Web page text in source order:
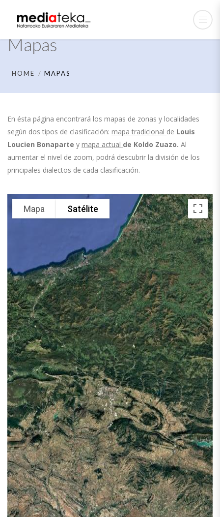
Mapas
HOME MAPAS
En ésta página encontrará los mapas de zonas y localidades
según dos tipos de clasificación: mapa tradicional de Louis
Loucien Bonaparte y mapa actual de Koldo Zuazo. Al
aumentar el nivel de zoom, podrá descubrir la división de los
principales dialectos de cada clasificación.
Mapa Satélite